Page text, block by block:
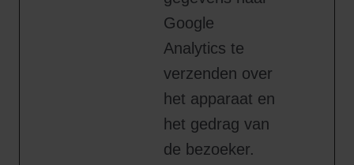
Google
Analytics te
verzenden over
het apparaat en
het gedrag van
de bezoeker.